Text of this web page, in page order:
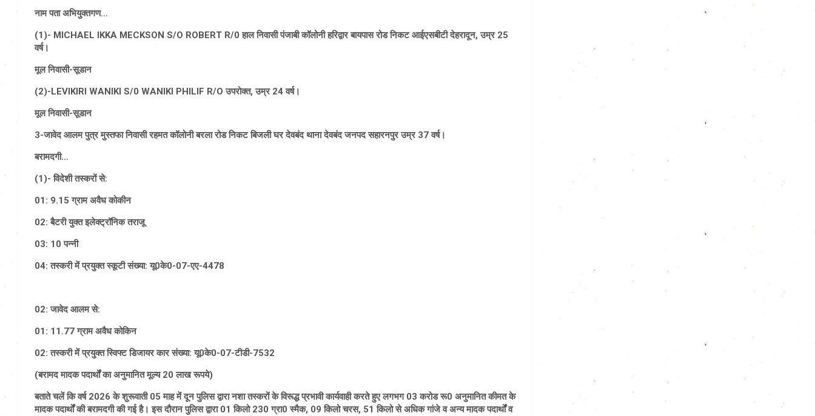
नाम पता अभियुक्तगण…
(1)- MICHAEL IKKA MECKSON S/O ROBERT R/0 हाल निवासी पंजाबी कॉलोनी हरिद्वार बायपास रोड निकट आईएसबीटी देहरादून, उम्र 25
वर्ष।
मूल निवासी-सूडान
(2)-LEVIKIRI WANIKI S/0 WANIKI PHILIF R/O उपरोक्त, उम्र 24 वर्ष।
मूल निवासी-सूडान
3-जावेद आलम पुत्र मुस्तफा निवासी रहमत कॉलोनी बरला रोड निकट बिजली घर देवबंद थाना देवबंद जनपद सहारनपुर उम्र 37 वर्ष।
बरामदगी…
(1)- विदेशी तस्करों से:
01: 9.15 ग्राम अवैध कोकीन
02: बैटरी युक्त इलेक्ट्रॉनिक तराजू
03: 10 पन्नी
04: तस्करी में प्रयुक्त स्कूटी संख्या: यू0के0-07-एए-4478
02: जावेद आलम से:
01: 11.77 ग्राम अवैध कोकिन
02: तस्करी में प्रयुक्त स्विफ्ट डिजायर कार संख्या: यू0के0-07-टीडी-7532
(बरामद मादक पदार्थों का अनुमानित मूल्य 20 लाख रूपये)
बताते चलें कि वर्ष 2026 के शुरूवाती 05 माह में दून पुलिस द्वारा नशा तस्करों के विरूद्ध प्रभावी कार्यवाही करते हुए लगभग 03 करोड रू0 अनुमानित कीमत के
मादक पदार्थों की बरामदगी की गई है। इस दौरान पुलिस द्वारा 01 किलो 230 ग्रा0 स्मैक, 09 किलो चरस, 51 किलो से अधिक गांजे व अन्य मादक पदार्थों व